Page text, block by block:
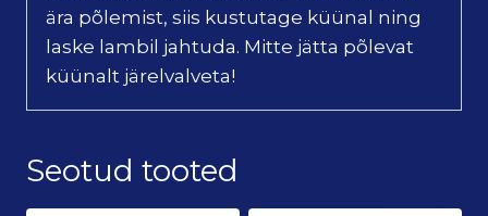
ära põlemist, siis kustutage küünal ning
laske lambil jahtuda. Mitte jätta põlevat
küünalt järelvalveta!
Seotud tooted